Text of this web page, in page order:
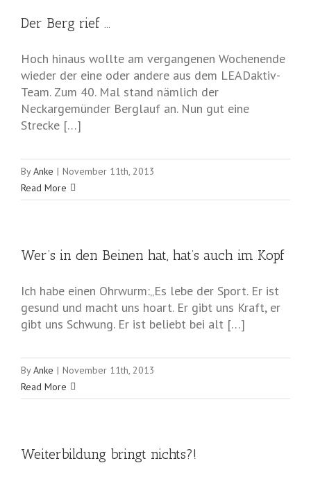
Der Berg rief …
Hoch hinaus wollte am vergangenen Wochenende
wieder der eine oder andere aus dem LEADaktiv-
Team. Zum 40. Mal stand nämlich der
Neckargemünder Berglauf an. Nun gut eine
Strecke […]
ByAnke | November 11th, 2013
Read More
Wer’s in den Beinen hat, hat’s auch im Kopf
Ich habe einen Ohrwurm:„Es lebe der Sport. Er ist
gesund und macht uns hoart. Er gibt uns Kraft, er
gibt uns Schwung. Er ist beliebt bei alt […]
ByAnke | November 11th, 2013
Read More
Weiterbildung bringt nichts?!